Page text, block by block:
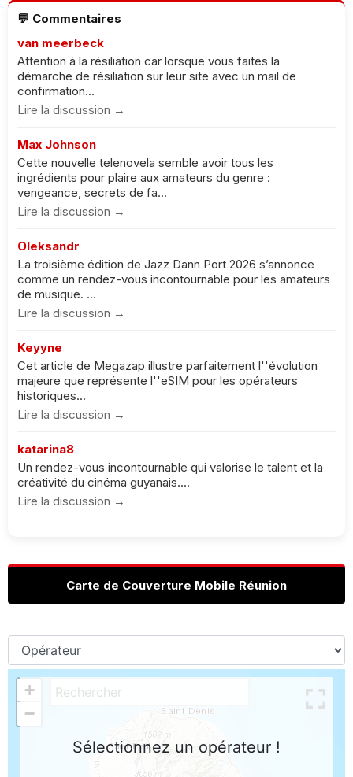
💬 Commentaires
van meerbeck
Attention à la résiliation car lorsque vous faites la
démarche de résiliation sur leur site avec un mail de
confirmation...
Lire la discussion →
Max Johnson
Cette nouvelle telenovela semble avoir tous les
ingrédients pour plaire aux amateurs du genre :
vengeance, secrets de fa...
Lire la discussion →
Oleksandr
La troisième édition de Jazz Dann Port 2026 s’annonce
comme un rendez-vous incontournable pour les amateurs
de musique. ...
Lire la discussion →
Keyyne
Cet article de Megazap illustre parfaitement l''évolution
majeure que représente l''eSIM pour les opérateurs
historiques...
Lire la discussion →
katarina8
Un rendez-vous incontournable qui valorise le talent et la
créativité du cinéma guyanais....
Lire la discussion →
Carte de Couverture Mobile Réunion